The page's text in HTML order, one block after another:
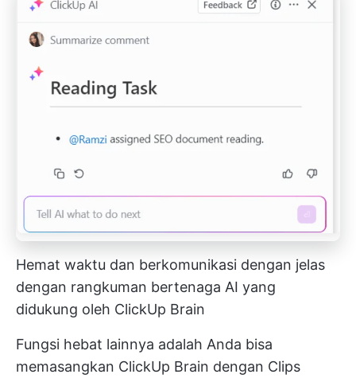
Hemat waktu dan berkomunikasi dengan jelas
dengan rangkuman bertenaga AI yang
didukung oleh ClickUp Brain
Fungsi hebat lainnya adalah Anda bisa
memasangkan ClickUp Brain dengan Clips